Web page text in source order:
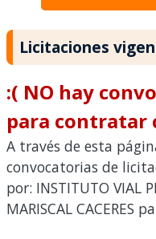
Licitaciones
:( NO hay
para contratar
A través de esta
convocatorias de
por: INSTITUTO VIAL
MARISCAL CACERES